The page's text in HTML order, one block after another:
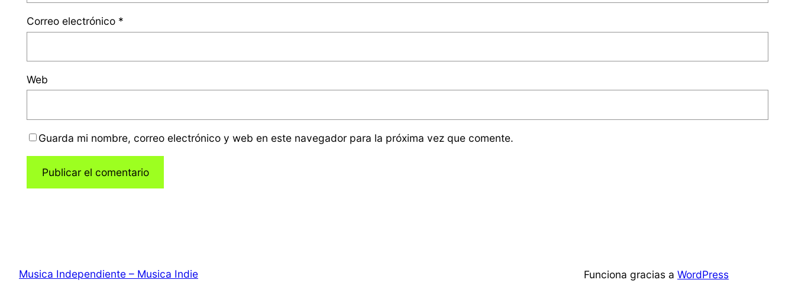
Correo electrónico *
Web
Guarda mi nombre, correo electrónico y web en este navegador para la próxima vez que comente.
Musica Independiente – Musica Indie Funciona gracias a WordPress